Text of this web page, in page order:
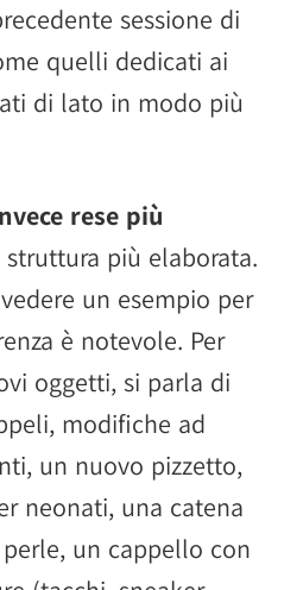
sessione di
quelli dedicati ai
di lato in modo più
rese più
più elaborata.
un esempio per
è notevole. Per
oggetti, si parla di
modifiche ad
un nuovo pizzetto,
neonati, una catena
un cappello con